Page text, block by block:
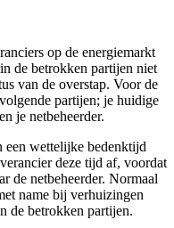
op de energiemarkt
de betrokken partijen niet
van de overstap. Voor de
partijen; je huidige
je netbeheerder.
een wettelijke bedenktijd
deze tijd af, voordat
de netbeheerder. Normaal
name bij verhuizingen
de betrokken partijen.